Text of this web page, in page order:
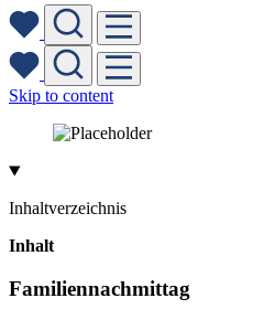
Skip to content
Inhaltverzeichnis
Inhalt
Familiennachmittag